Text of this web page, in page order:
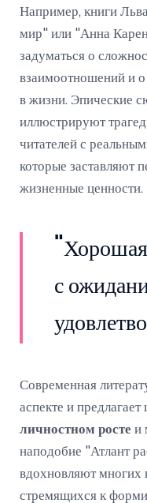
Например, книги
мир" или "Анна
задуматься о
взаимоотношений и
в жизни. Эпические
иллюстрируют
читателей с
которые заставляют
жизненные ценности.
с
Современная
аспекте и
личностном росте и
наподобие "Атлант
вдохновляют многих
стремящихся к